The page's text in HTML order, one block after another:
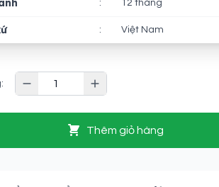
: 12 tháng
: Việt Nam
Thêm giỏ hàng